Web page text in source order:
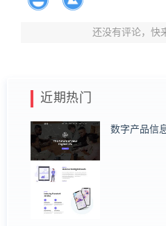
还没有评论，快
近期热门
数字产品信